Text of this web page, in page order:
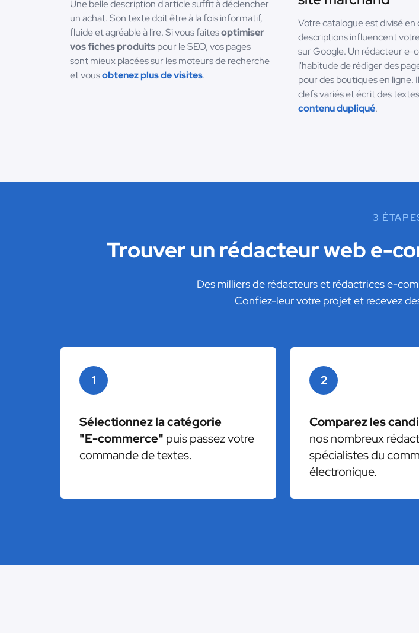
Une belle description d'article suffit à déclencher
un achat. Son texte doit être à la fois informatif,
fluide et agréable à lire. Si vous faitesoptimiser
vos fiches produitspour le SEO, vos pages
sont mieux placées sur les moteurs de recherche
et vousobtenez plus de visites.
Votre catalogue est divisé
descriptions influencent
sur Google. Un rédacteur e-
l'habitude de rédiger des
pour des boutiques en ligne.
clefs variés et écrit des
contenu dupliqué.
3
Trouver un rédacteur web e-
Des milliers de rédacteurs et rédactrices e-
Confiez-leur votre projet et recevez
1
Sélectionnez la catégorie
"E-commerce" puis passez votre
commande de textes.
2
Comparez les
nos nombreux
spécialistes du
électronique.